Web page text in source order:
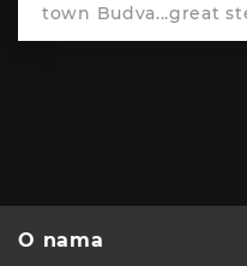
town Budva...great
O nama